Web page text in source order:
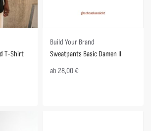
T-Shirt
Build Your Brand
Sweatpants Basic Damen II
ab 28,00 €